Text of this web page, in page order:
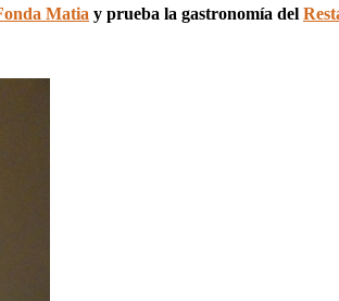
Matia y prueba la gastronomía del